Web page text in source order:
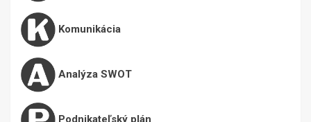
Komunikácia
Analýza SWOT
Podnikateľský plán